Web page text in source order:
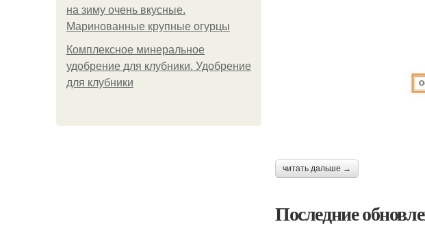
на зиму очень вкусные.
Маринованные крупные огурцы
Комплексное минеральное
удобрение для клубники. Удобрение
для клубники
читать дальше →
Последние